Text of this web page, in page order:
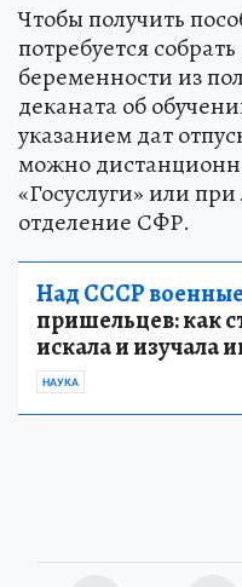
Чтобы получить
потребуется
беременности из
деканата об
указанием дат
можно
«Госуслуги» или
отделение СФР.
Над СССР военные
пришельцев: как
искала и изучала
НАУКА